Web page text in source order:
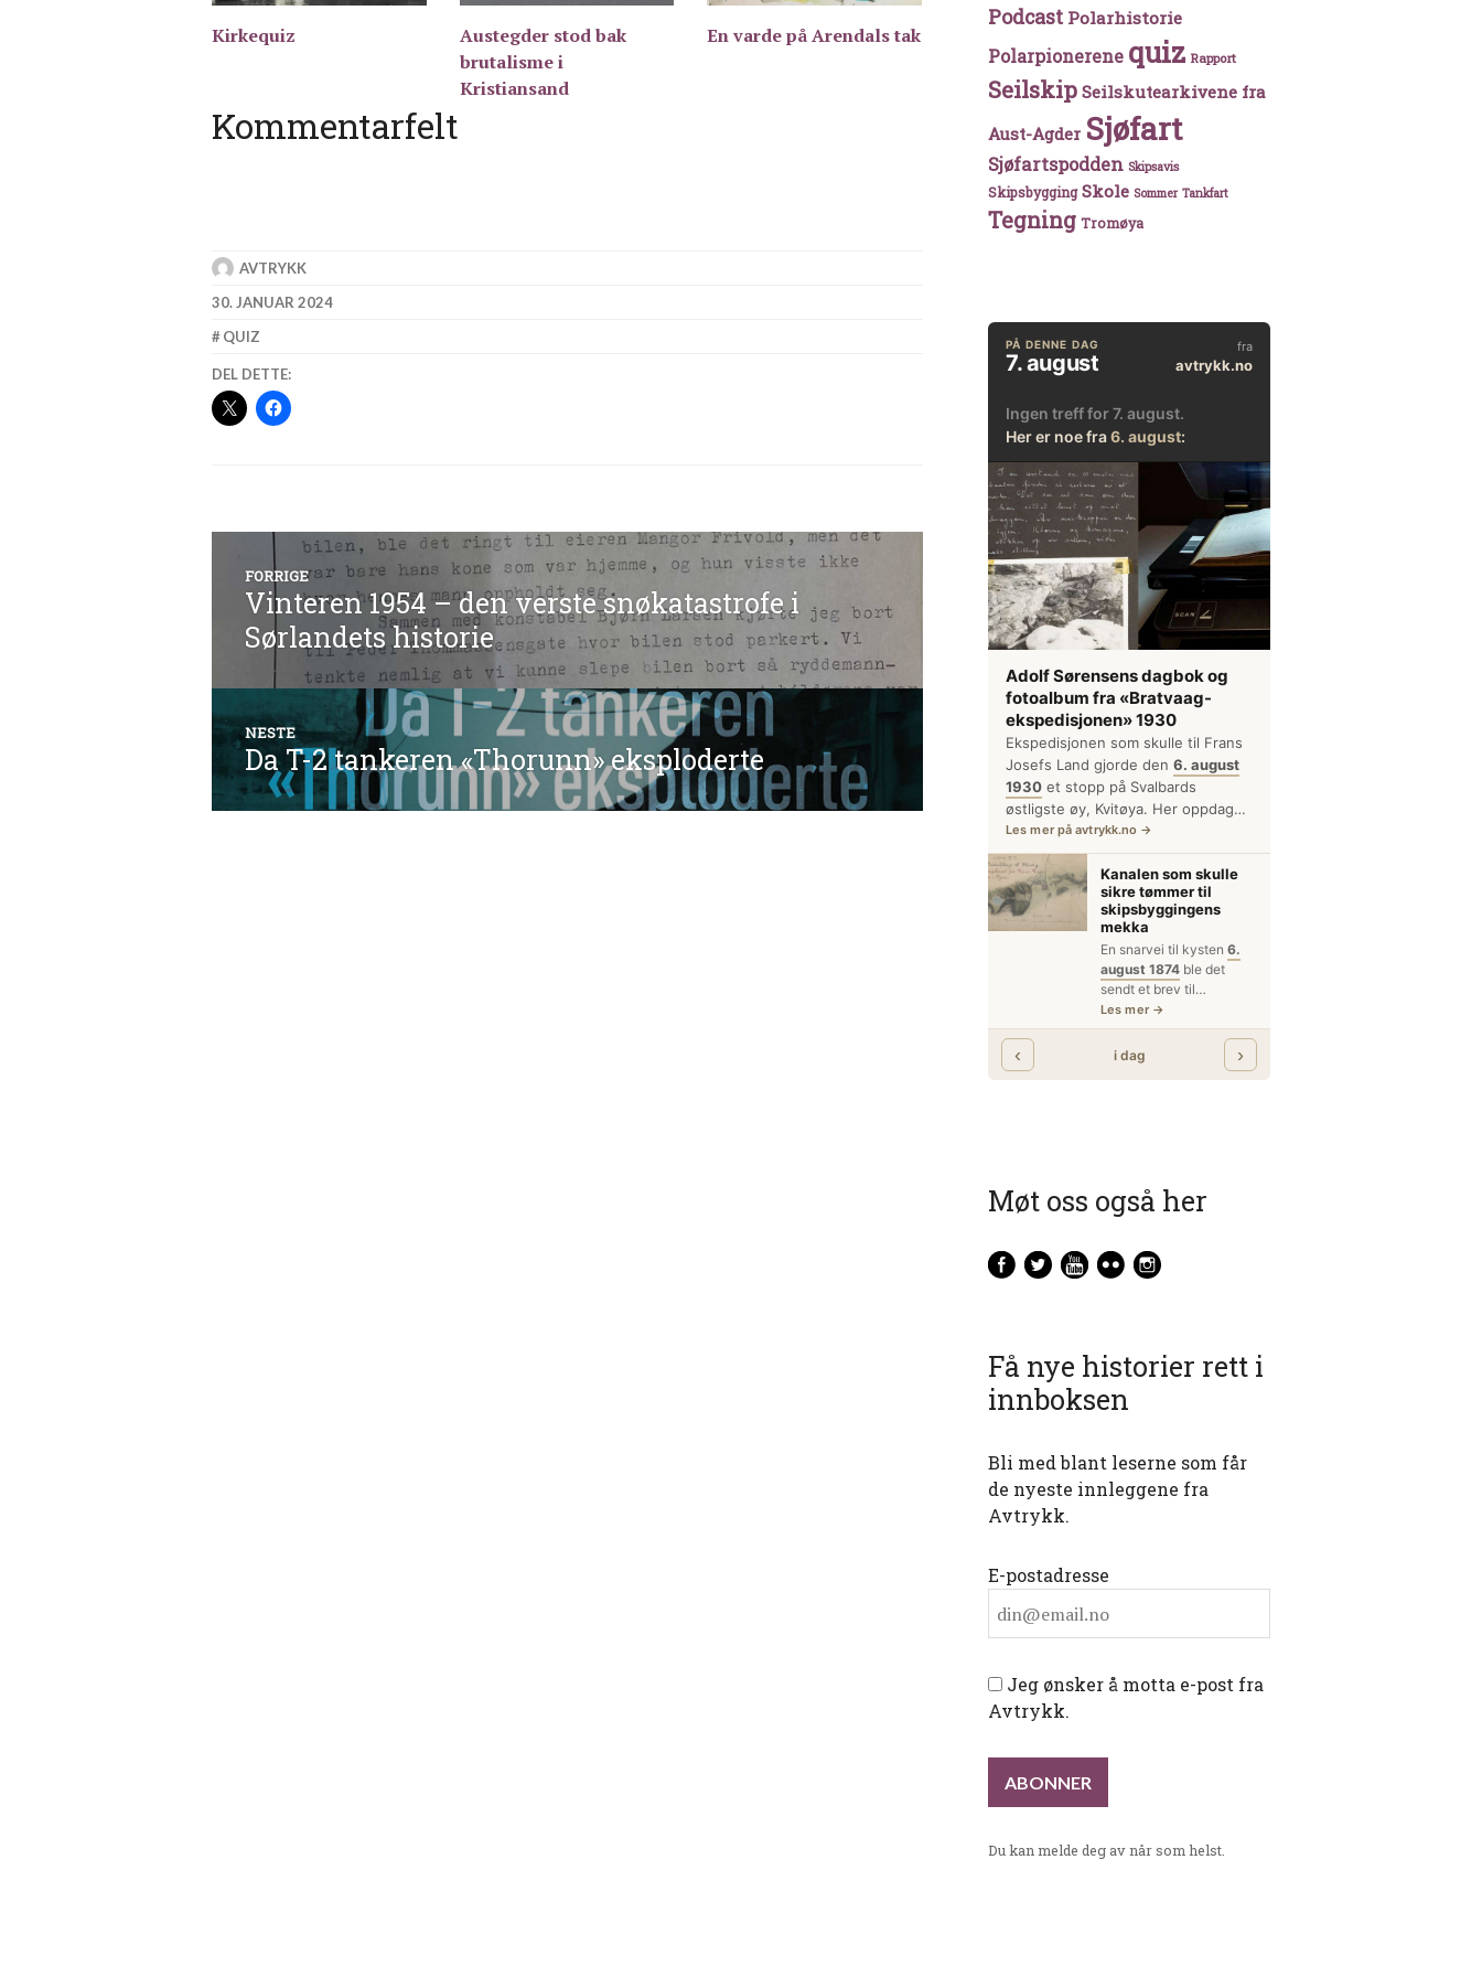
Kirkequiz
Austegder stod bak
brutalisme i
Kristiansand
En varde på Arendals tak
Kommentarfelt
AVTRYKK
30. JANUAR 2024
QUIZ
DEL DETTE:
Innleggsnavigasjon
FORRIGE
Forrige
innlegg:
Vinteren 1954 – den verste snøkatastrofe i
Sørlandets historie
NESTE
Neste
innlegg:
Da T-2 tankeren «Thorunn» eksploderte
Podcast Polarhistorie
Polarpionerene quiz Rapport
Seilskip Seilskutearkivene fra
Aust-Agder Sjøfart
Sjøfartspodden Skipsavis
Skipsbygging Skole Sommer Tankfart
Tegning Tromøya
Møt oss også her
Få nye historier rett i
innboksen
Bli med blant leserne som får
de nyeste innleggene fra
Avtrykk.
E-postadresse
Jeg ønsker å motta e-post fra
Avtrykk.
Du kan melde deg av når som helst.